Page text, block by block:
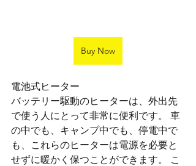
Buy Now
電池式ヒーター
バッテリー駆動のヒーターは、外出先
で使う人にとって非常に便利です。 車
の中でも、キャンプ中でも、停電中で
も、これらのヒーターは電源を必要と
せずに暖かく保つことができます。 こ